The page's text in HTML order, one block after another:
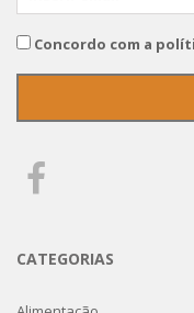
Concordo com a
CATEGORIAS